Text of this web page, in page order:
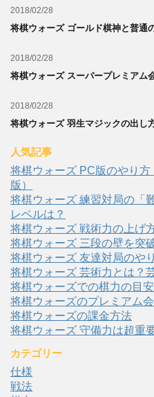
2018/02/28
将棋ウォーズ ゴールド棋神と普通
2018/02/28
将棋ウォーズ スーパープレミアム
2018/02/28
将棋ウォーズ 羽生マジックの出し
人気記事
将棋ウォーズ PC版のやり
版）
将棋ウォーズ 練習対局の「
レベルは？
将棋ウォーズ 戦術力の上げ
将棋ウォーズ 三段の壁を突
将棋ウォーズ 友達対局のや
将棋ウォーズ 芸術力とは？
将棋ウォーズでの棋力の目安
将棋ウォーズのプレミアム
将棋ウォーズの課金方法
将棋ウォーズ 守備力は超重
カテゴリー
仕様
戦法